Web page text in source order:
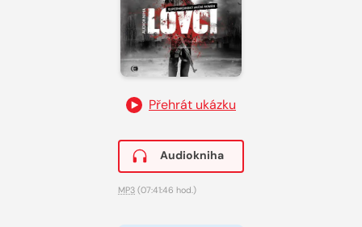
Přehrát ukázku
Audiokniha
MP3 (07:41:46 hod.)